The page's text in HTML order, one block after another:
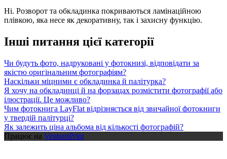
Ні. Розворот та обкладинка покриваються ламінаційною
плівкою, яка несе як декоративну, так і захисну функцію.
Інші питання цієї категорії
Чи будуть фото, надруковані у фотокнизі, відповідати за
якістю оригінальним фотографіям?
Наскільки міцними є обкладинка й палітурка?
Я хочу на обкладинці й на форзацах розмістити фотографії або
ілюстрації. Це можливо?
Чим фотокнига LayFlat відрізняється від звичайної фотокниги
у твердій палітурці?
Як залежить ціна альбома від кількості фотографій?
Працює на VentumPrint